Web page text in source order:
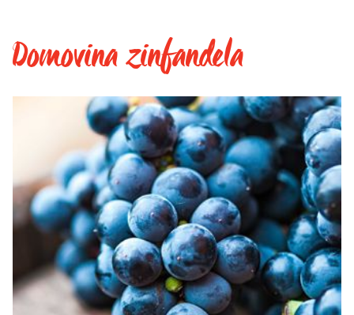
Domovina zinfandela